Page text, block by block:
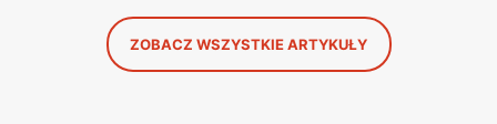
ZOBACZ WSZYSTKIE ARTYKUŁY